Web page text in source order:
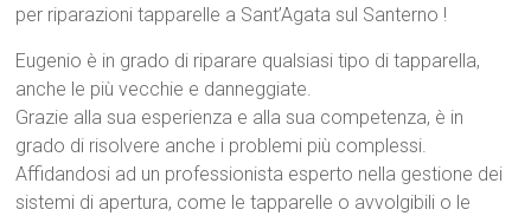
per riparazioni tapparelle a Sant’Agata sul Santerno !
Eugenio è in grado di riparare qualsiasi tipo di tapparella,
anche le più vecchie e danneggiate.
Grazie alla sua esperienza e alla sua competenza, è in
grado di risolvere anche i problemi più complessi.
Affidandosi ad un professionista esperto nella gestione dei
sistemi di apertura, come le tapparelle o avvolgibili o le